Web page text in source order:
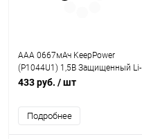
AAA 0667мАч KeepPower
(P1044U1) 1,5В Защищенный Li-
Ion аккумулятор с встроенной
433 руб. / шт
Подробнее